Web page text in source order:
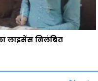
लाइसेंस निलंबित